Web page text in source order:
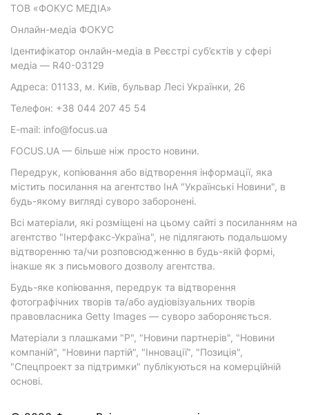
ТОВ «ФОКУС МЕДІА»
Онлайн-медіа ФОКУС
Ідентифікатор онлайн-медіа в Реєстрі суб’єктів у сфері
медіа — R40-03129
Адреса: 01133, м. Київ, бульвар Лесі Українки, 26
Телефон: +38 044 207 45 54
E-mail: info@focus.ua
FOCUS.UA — більше ніж просто новини.
Передрук, копіювання або відтворення інформації, яка
містить посилання на агентство ІнА "Українські Новини", в
будь-якому вигляді суворо заборонені.
Всі матеріали, які розміщені на цьому сайті з посиланням на
агентство "Інтерфакс-Україна", не підлягають подальшому
відтворенню та/чи розповсюдженню в будь-якій формі,
інакше як з письмового дозволу агентства.
Будь-яке копіювання, передрук та відтворення
фотографічних творів та/або аудіовізуальних творів
правовласника Getty Images — суворо забороняється.
Матеріали з плашками "Р", "Новини партнерів", "Новини
компаній", "Новини партій", "Інновації", "Позиція",
"Спецпроект за підтримки" публікуються на комерційній
основі.